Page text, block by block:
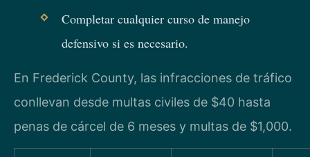
Completar cualquier curso de manejo
defensivo si es necesario.
En Frederick County, las infracciones de tráfico
conllevan desde multas civiles de $40 hasta
penas de cárcel de 6 meses y multas de $1,000.